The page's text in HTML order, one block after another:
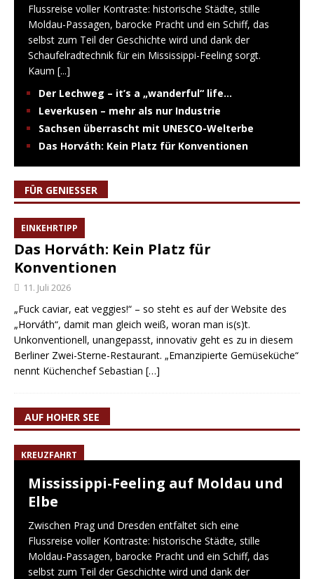
Flussreise voller Kontraste: historische Städte, stille
Moldau-Passagen, barocke Pracht und ein Schiff, das
selbst zum Teil der Geschichte wird und dank der
Schaufelradtechnik für ein Mississippi-Feeling sorgt.
Kaum [...]
Der Lechweg – it’s a „wanderful“ life…
Leverkusen – mehr als nur Industrie
Sachsen überrascht mit UNESCO-Welterbe
Das Horváth: Kein Platz für Konventionen
FÜR GENIESSER
EINKEHRTIPP
Das Horváth: Kein Platz für
Konventionen
11. Juli 2026
„Fuck caviar, eat veggies!“ – so steht es auf der Website des
„Horváth“, damit man gleich weiß, woran man is(s)t.
Unkonventionell, unangepasst, innovativ geht es zu in diesem
Berliner Zwei-Sterne-Restaurant. „Emanzipierte Gemüseküche“
nennt Küchenchef Sebastian […]
AUF HOHER SEE
KREUZFAHRT
Mississippi-Feeling auf Moldau und
Elbe
Zwischen Prag und Dresden entfaltet sich eine
Flussreise voller Kontraste: historische Städte, stille
Moldau-Passagen, barocke Pracht und ein Schiff, das
selbst zum Teil der Geschichte wird und dank der